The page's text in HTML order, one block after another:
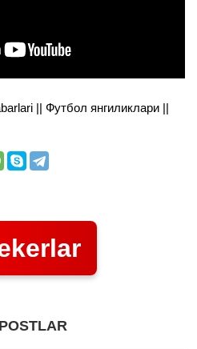
|| Футбол янгиликлари ||